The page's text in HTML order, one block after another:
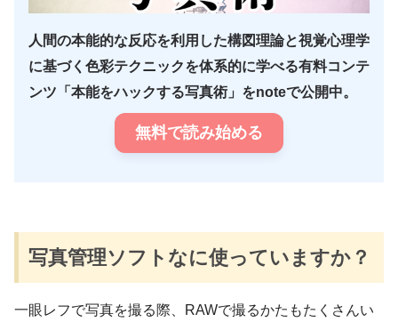
人間の本能的な反応を利用した構図理論と視覚心理学
に基づく色彩テクニックを体系的に学べる有料コンテ
ンツ「本能をハックする写真術」をnoteで公開中。
無料で読み始める
写真管理ソフトなに使っていますか？
一眼レフで写真を撮る際、RAWで撮るかたもたくさんい